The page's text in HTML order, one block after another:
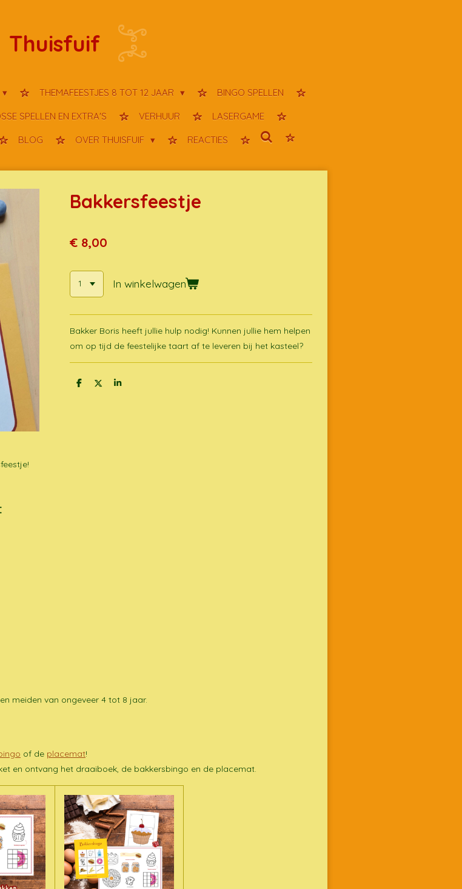
Thuisfuif
THEMAFEESTJES 8 TOT 12 JAAR BINGO SPELLEN
SPELLEN EN EXTRA'S VERHUUR LASERGAME
BLOG OVER THUISFUIF REACTIES
Bakkersfeestje
€ 8,00
In winkelwagen
Bakker Boris heeft jullie hulp nodig! Kunnen jullie hem helpen
om op tijd de feestelijke taart af te leveren bij het kasteel?
D
D
S
meiden van ongeveer 4 tot 8 jaar.
of de placemat!
en ontvang het draaiboek, de bakkersbingo en de placemat.